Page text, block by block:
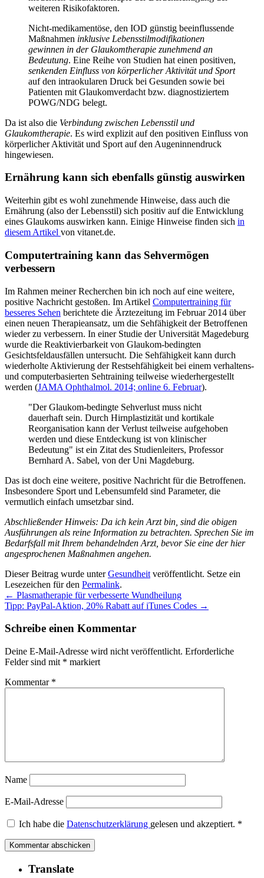
weiteren Risikofaktoren.
Nicht-medikamentöse, den IOD günstig beeinflussende
Maßnahmen inklusive Lebensstilmodifikationen
gewinnen in der Glaukomtherapie zunehmend an
Bedeutung. Eine Reihe von Studien hat einen positiven,
senkenden Einfluss von körperlicher Aktivität und Sport
auf den intraokularen Druck bei Gesunden sowie bei
Patienten mit Glaukomverdacht bzw. diagnostiziertem
POWG/NDG belegt.
Da ist also die Verbindung zwischen Lebensstil und
Glaukomtherapie. Es wird explizit auf den positiven Einfluss von
körperlicher Aktivität und Sport auf den Augeninnendruck
hingewiesen.
Ernährung kann sich ebenfalls günstig auswirken
Weiterhin gibt es wohl zunehmende Hinweise, dass auch die
Ernährung (also der Lebensstil) sich positiv auf die Entwicklung
eines Glaukoms auswirken kann. Einige Hinweise finden sich in
diesem Artikel von vitanet.de.
Computertraining kann das Sehvermögen
verbessern
Im Rahmen meiner Recherchen bin ich noch auf eine weitere,
positive Nachricht gestoßen. Im Artikel Computertraining für
besseres Sehen berichtete die Ärztezeitung im Februar 2014 über
einen neuen Therapieansatz, um die Sehfähigkeit der Betroffenen
wieder zu verbessern. In einer Studie der Universität Magedeburg
wurde die Reaktivierbarkeit von Glaukom-bedingten
Gesichtsfeldausfällen untersucht. Die Sehfähigkeit kann durch
wiederholte Aktivierung der Restsehfähigkeit bei einem verhaltens-
und computerbasierten Sehtraining teilweise wiederhergestellt
werden (JAMA Ophthalmol. 2014; online 6. Februar).
"Der Glaukom-bedingte Sehverlust muss nicht
dauerhaft sein. Durch Hirnplastizität und kortikale
Reorganisation kann der Verlust teilweise aufgehoben
werden und diese Entdeckung ist von klinischer
Bedeutung" ist ein Zitat des Studienleiters, Professor
Bernhard A. Sabel, von der Uni Magdeburg.
Das ist doch eine weitere, positive Nachricht für die Betroffenen.
Insbesondere Sport und Lebensumfeld sind Parameter, die
vermutlich einfach umsetzbar sind.
Abschließender Hinweis: Da ich kein Arzt bin, sind die obigen
Ausführungen als reine Information zu betrachten. Sprechen Sie im
Bedarfsfall mit Ihrem behandelnden Arzt, bevor Sie eine der hier
angesprochenen Maßnahmen angehen.
Dieser Beitrag wurde unterGesundheit veröffentlicht. Setze ein
Lesezeichen für den Permalink.
← Plasmatherapie für verbesserte Wundheilung
Tipp: PayPal-Aktion, 20% Rabatt auf iTunes Codes →
Schreibe einen Kommentar
Deine E-Mail-Adresse wird nicht veröffentlicht. Erforderliche
Felder sind mit * markiert
Kommentar *
Name
E-Mail-Adresse
Ich habe die Datenschutzerklärung gelesen und akzeptiert. *
Translate